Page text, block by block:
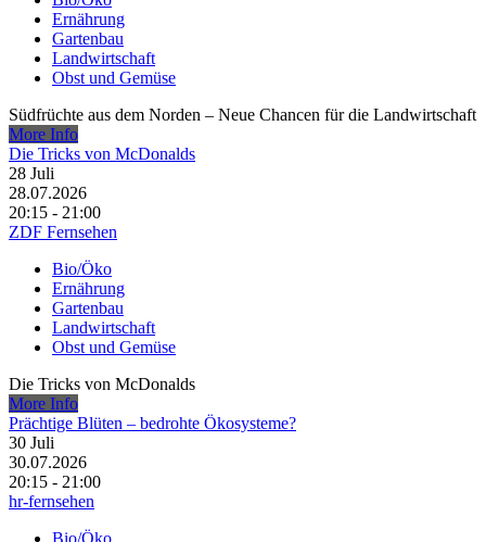
Ernährung
Gartenbau
Landwirtschaft
Obst und Gemüse
Südfrüchte aus dem Norden – Neue Chancen für die Landwirtschaft
More Info
Die Tricks von McDonalds
28 Juli
28.07.2026
20:15 - 21:00
ZDF Fernsehen
Bio/Öko
Ernährung
Gartenbau
Landwirtschaft
Obst und Gemüse
Die Tricks von McDonalds
More Info
Prächtige Blüten – bedrohte Ökosysteme?
30 Juli
30.07.2026
20:15 - 21:00
hr-fernsehen